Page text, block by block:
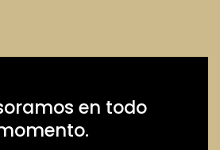
en todo